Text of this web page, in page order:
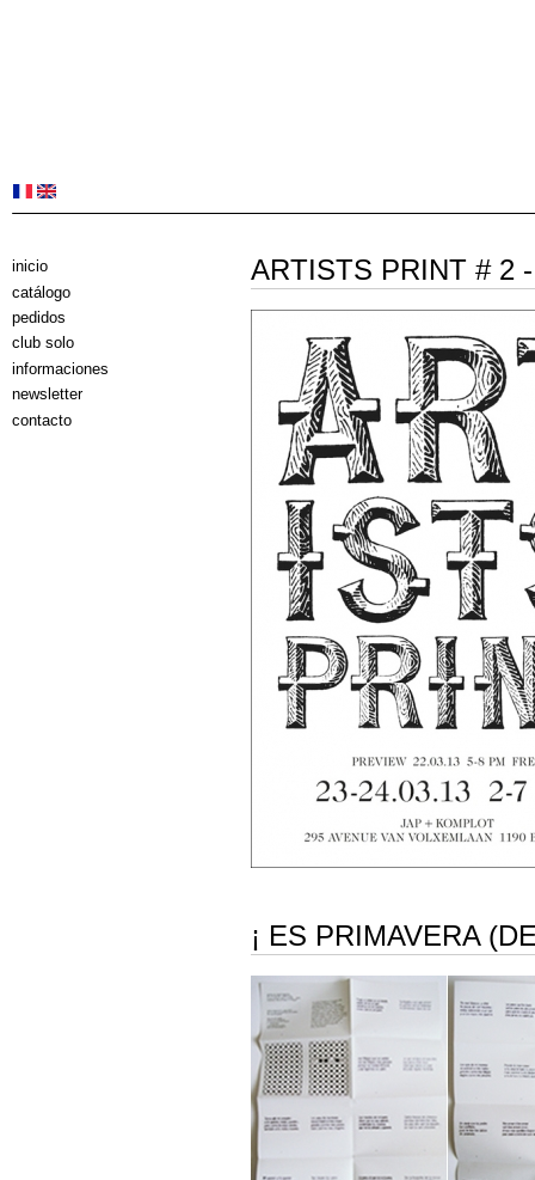
ARTISTS PRINT # 2
¡ ES PRIMAVERA
inicio
catálogo
pedidos
club solo
informaciones
newsletter
contacto